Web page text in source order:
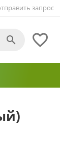
запрос

